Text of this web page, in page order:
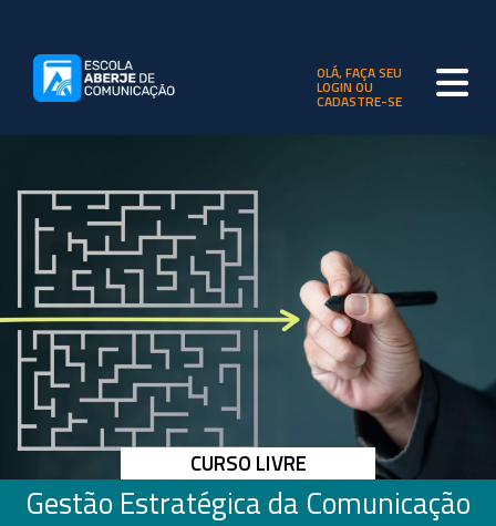
OLÁ, FAÇA SEU
LOGIN OU
CADASTRE-SE
CURSO LIVRE
Gestão Estratégica da Comunicação